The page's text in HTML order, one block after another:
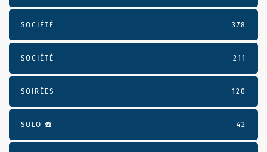
SOCIÉTÉ 378
SOCIÉTÉ 211
SOIRÉES 120
SOLO ☎️ 42